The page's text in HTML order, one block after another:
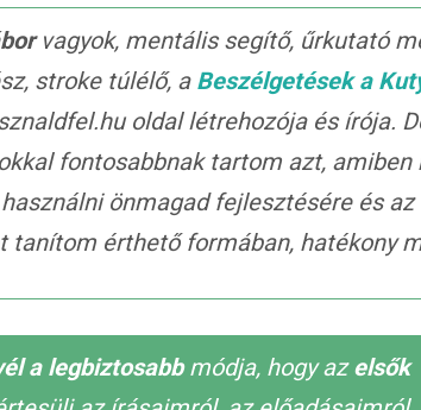
vagyok, mentális segítő, űrkutató
stroke túlélő, a Beszélgetések a
oldal létrehozója és írója.
fontosabbnak tartom azt, amiben
önmagad fejlesztésére és az
tanítom érthető formában, hatékony
a legbiztosabbmódja, hogy azelsők